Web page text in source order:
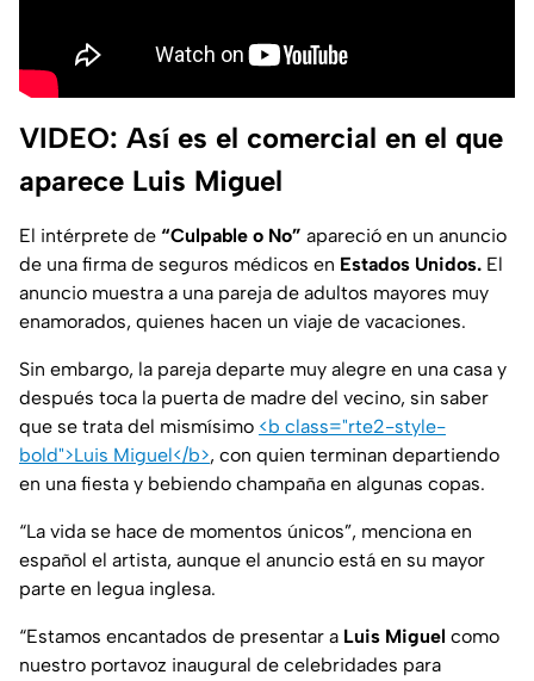
VIDEO: Así es el comercial en el que
aparece Luis Miguel
El intérprete de “Culpable o No” apareció en un anuncio
de una firma de seguros médicos en Estados Unidos. El
anuncio muestra a una pareja de adultos mayores muy
enamorados, quienes hacen un viaje de vacaciones.
Sin embargo, la pareja departe muy alegre en una casa y
después toca la puerta de madre del vecino, sin saber
que se trata del mismísimo <b class="rte2-style-
bold">Luis Miguel</b>, con quien terminan departiendo
en una fiesta y bebiendo champaña en algunas copas.
“La vida se hace de momentos únicos”, menciona en
español el artista, aunque el anuncio está en su mayor
parte en legua inglesa.
“Estamos encantados de presentar a Luis Miguel como
nuestro portavoz inaugural de celebridades para